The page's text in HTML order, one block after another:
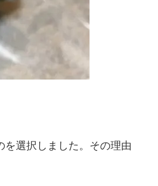
を選択しました。その理由